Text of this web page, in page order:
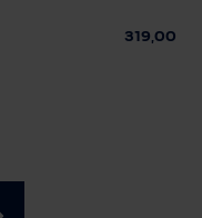
319,00 €